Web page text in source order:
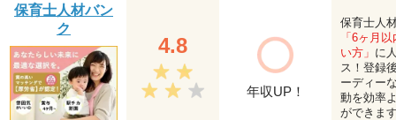
保育士人材バン
ク
4.8
年収UP！
保育士人
「6ヶ月
い方」 に
ス！登録
ーディー
動を効率
ができま